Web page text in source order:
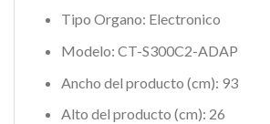
Tipo Organo: Electronico
Modelo: CT-S300C2-ADAP
Ancho del producto (cm): 93
Alto del producto (cm): 26